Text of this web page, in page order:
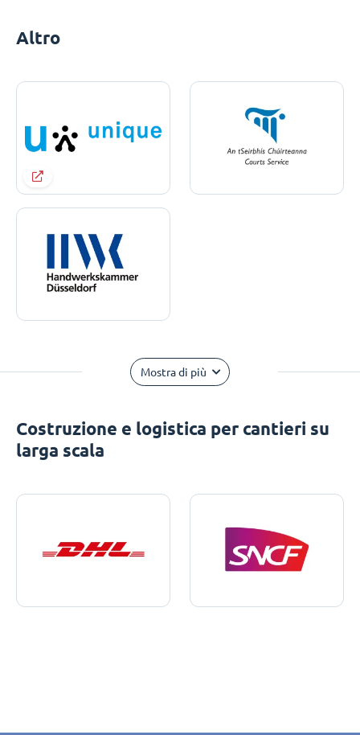
Altro
Mostra di più
Costruzione e logistica per cantieri su
larga scala